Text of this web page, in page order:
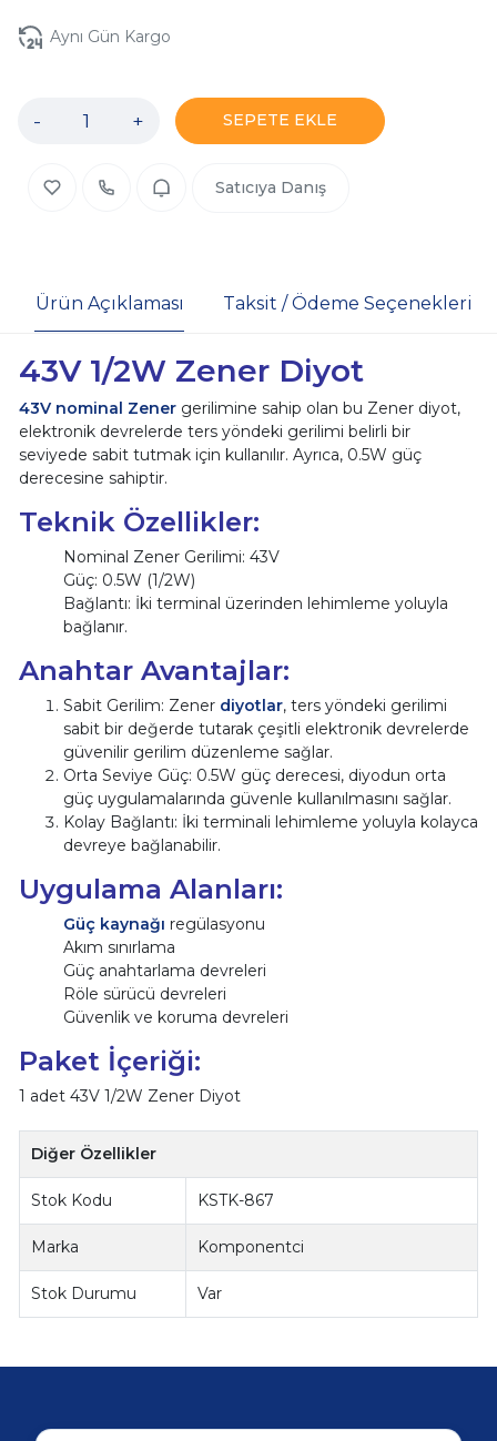
Aynı Gün Kargo
- + SEPETE EKLE
Satıcıya Danış
Ürün Açıklaması Taksit / Ödeme Seçenekleri
43V 1/2W Zener Diyot
43V nominal Zener gerilimine sahip olan bu Zener diyot,
elektronik devrelerde ters yöndeki gerilimi belirli bir
seviyede sabit tutmak için kullanılır. Ayrıca, 0.5W güç
derecesine sahiptir.
Teknik Özellikler:
Nominal Zener Gerilimi: 43V
Güç: 0.5W (1/2W)
Bağlantı: İki terminal üzerinden lehimleme yoluyla
bağlanır.
Anahtar Avantajlar:
Sabit Gerilim: Zener diyotlar, ters yöndeki gerilimi
sabit bir değerde tutarak çeşitli elektronik devrelerde
güvenilir gerilim düzenleme sağlar.
Orta Seviye Güç: 0.5W güç derecesi, diyodun orta
güç uygulamalarında güvenle kullanılmasını sağlar.
Kolay Bağlantı: İki terminali lehimleme yoluyla kolayca
devreye bağlanabilir.
Uygulama Alanları:
Güç kaynağı regülasyonu
Akım sınırlama
Güç anahtarlama devreleri
Röle sürücü devreleri
Güvenlik ve koruma devreleri
Paket İçeriği:
1 adet 43V 1/2W Zener Diyot
Diğer Özellikler
Stok Kodu KSTK-867
Marka Komponentci
Stok Durumu Var